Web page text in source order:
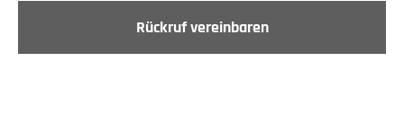
Rückruf vereinbaren